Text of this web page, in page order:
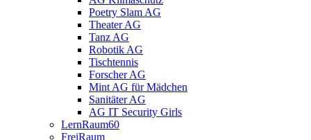
Poetry Slam AG
Theater AG
Tanz AG
Robotik AG
Tischtennis
Forscher AG
Mint AG für Mädchen
Sanitäter AG
AG IT Security Girls
LernRaum60
FreiRaum